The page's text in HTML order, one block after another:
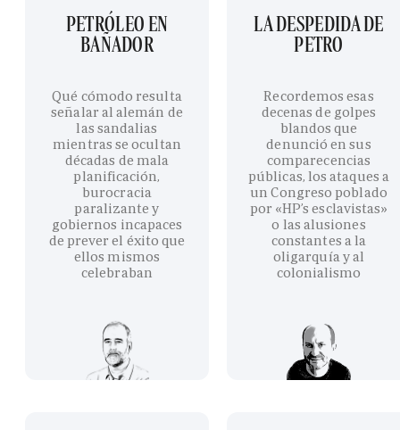
PETRÓLEO EN
BAÑADOR
Qué cómodo resulta
señalar al alemán de
las sandalias
mientras se ocultan
décadas de mala
planificación,
burocracia
paralizante y
gobiernos incapaces
de prever el éxito que
ellos mismos
celebraban
LA DESPEDIDA DE
PETRO
Recordemos esas
decenas de golpes
blandos que
denunció en sus
comparecencias
públicas, los ataques a
un Congreso poblado
por «HP’s esclavistas»
o las alusiones
constantes a la
oligarquía y al
colonialismo